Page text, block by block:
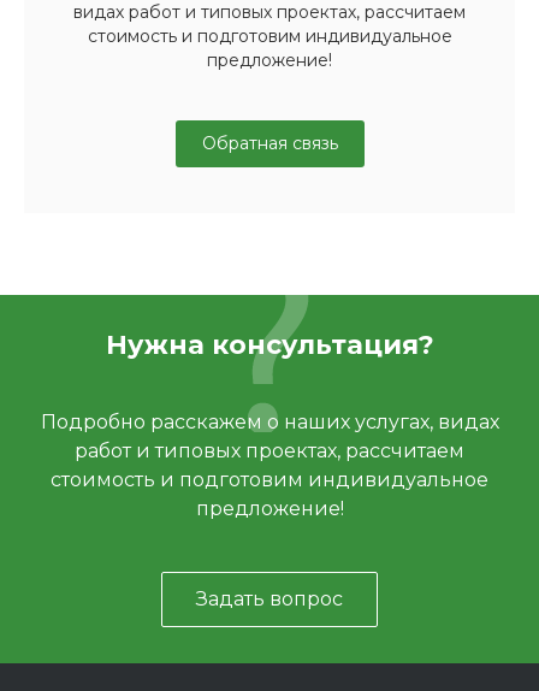
видах работ и типовых проектах, рассчитаем
стоимость и подготовим индивидуальное
предложение!
Обратная связь
Нужна консультация?
Подробно расскажем о наших услугах, видах
работ и типовых проектах, рассчитаем
стоимость и подготовим индивидуальное
предложение!
Задать вопрос